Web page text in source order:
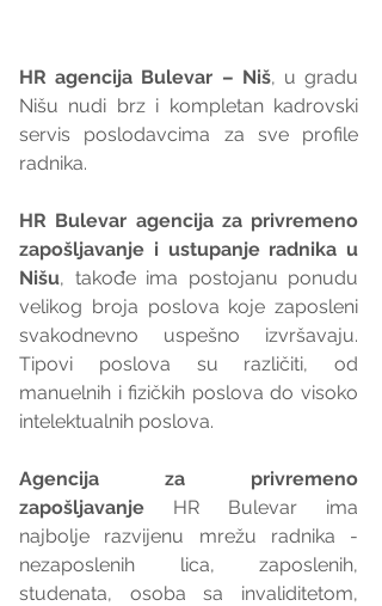
HR agencija Bulevar – Niš, u gradu
Nišu nudi brz i kompletan kadrovski
servis poslodavcima za sve profile
radnika.
HR Bulevar agencija za privremeno
zapošljavanje i ustupanje radnika u
Nišu, takođe ima postojanu ponudu
velikog broja poslova koje zaposleni
svakodnevno uspešno izvršavaju.
Tipovi poslova su različiti, od
manuelnih i fizičkih poslova do visoko
intelektualnih poslova.
Agencija za privremeno
zapošljavanje HR Bulevar ima
najbolje razvijenu mrežu radnika -
nezaposlenih lica, zaposlenih,
studenata, osoba sa invaliditetom,